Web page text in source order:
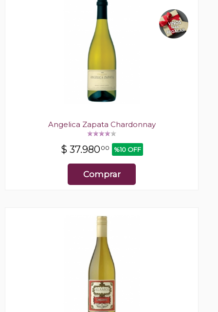
Angelica Zapata Chardonnay
$ 37.98000 %10 OFF
Comprar